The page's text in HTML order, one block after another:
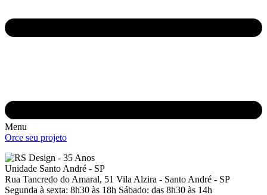
Menu
Orce seu projeto
Unidade Santo André - SP
Rua Tancredo do Amaral, 51 Vila Alzira - Santo André - SP
Segunda à sexta: 8h30 às 18h Sábado: das 8h30 às 14h